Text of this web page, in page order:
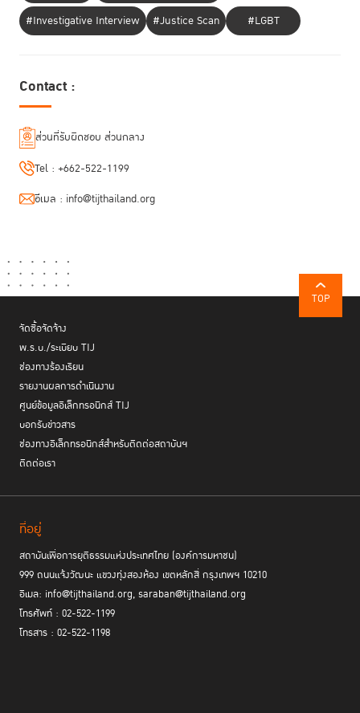
ที่คุณอาจต้องจ่าย’
ศึกษาเกี่ยวกับ “เวลา” และ “ค่าใช้จ่าย” เมื่อต้องเข้าสู่กระบวนการยุติธรรม
ตั้งแต่เริ่มต้นจนเสร็จสิ้นกระบวนการ พร้อมนำเสนอ visual essay ในรูปแบบ
interactive website จำลองสถานการณ์จากคดีดัง ให้ทุกคนได้ลองคิด และ
ตัดสินใจเลือกว่าจะทำอย่างไร หากต้องเข้าไปเกี่ยวข้องกับคดีเหล่านั้น ซึ่ง
หนทางที่เลือกจะมี “เวลา” และ “ค่าใช้จ่าย” ทั้งทางตรงและทางอ้อมที่ต้องเสีย
ไปปรากฏขึ้นมา เพื่อให้เราได้ทราบว่าต้องเสียทั้งสองอย่างไปมากน้อยแค่ไหน
#Investigative Interview
#Justice Scan #LGBT
Contact :
ส่วนที่รับผิดชอบ ส่วนกลาง
Tel : +662-522-1199
อีเมล : info@tijthailand.org
TOP
จัดซื้อจัดจ้าง
พ.ร.บ./ระเบียบ TIJ
ช่องทางร้องเรียน
รายงานผลการดำเนินงาน
ศูนย์ข้อมูลอิเล็กทรอนิกส์ TIJ
บอกรับข่าวสาร
ช่องทางอิเล็กทรอนิกส์สำหรับติดต่อสถาบันฯ
ติดต่อเรา
ที่อยู่
สถาบันเพื่อการยุติธรรมแห่งประเทศไทย (องค์การมหาชน)
999 ถนนแจ้งวัฒนะ แขวงทุ่งสองห้อง เขตหลักสี่ กรุงเทพฯ 10210
อีเมล: info@tijthailand.org, saraban@tijthailand.org
โทรศัพท์ : 02-522-1199
โทรสาร : 02-522-1198